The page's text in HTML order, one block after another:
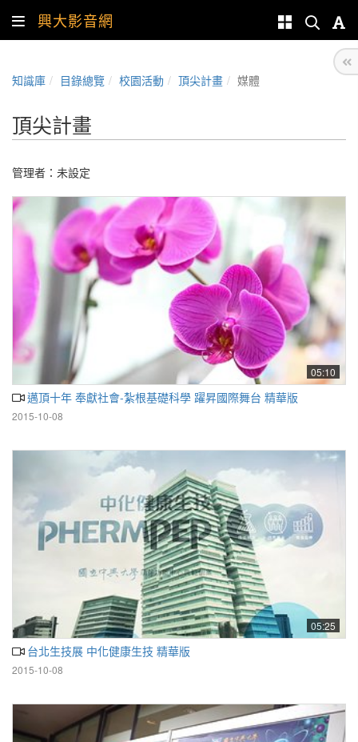
興大影音網
知識庫 目錄總覽 校園活動 頂尖計畫 媒體
頂尖計畫
管理者：未設定
05:10
邁頂十年 奉獻社會-紮根基礎科學 躍昇國際舞台 精華版
2015-10-08
05:25
台北生技展 中化健康生技 精華版
2015-10-08